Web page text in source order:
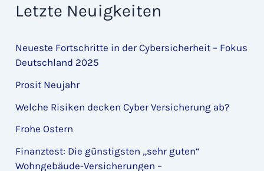
Letzte Neuigkeiten
Neueste Fortschritte in der Cybersicherheit – Fokus
Deutschland 2025
Prosit Neujahr
Welche Risiken decken Cyber Versicherung ab?
Frohe Ostern
Finanztest: Die günstigsten „sehr guten“
Wohngebäude-Versicherungen –